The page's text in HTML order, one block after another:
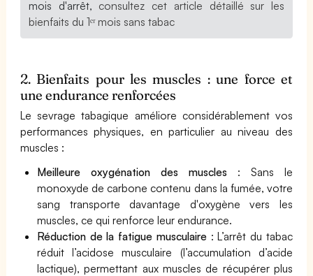
mois d'arrêt, consultez cet article détaillé sur les
bienfaits du 1ᵉʳ mois sans tabac
2. Bienfaits pour les muscles : une force et
une endurance renforcées
Le sevrage tabagique améliore considérablement vos
performances physiques, en particulier au niveau des
muscles :
Meilleure oxygénation des muscles : Sans le
monoxyde de carbone contenu dans la fumée, votre
sang transporte davantage d'oxygène vers les
muscles, ce qui renforce leur endurance.
Réduction de la fatigue musculaire : L’arrêt du tabac
réduit l’acidose musculaire (l’accumulation d’acide
lactique), permettant aux muscles de récupérer plus